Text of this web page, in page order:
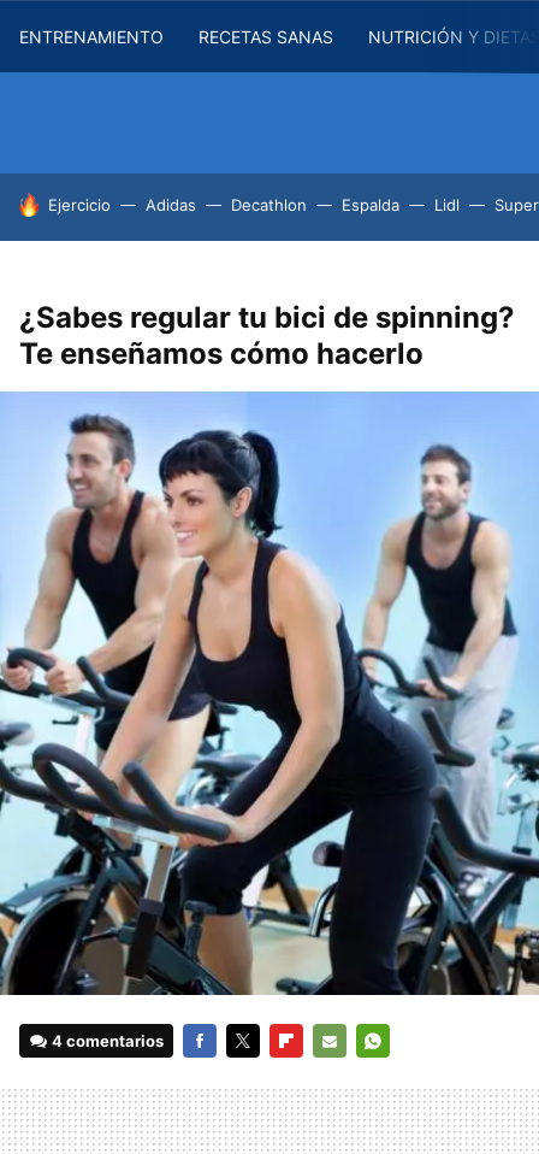
ENTRENAMIENTO RECETAS SANAS NUTRICIÓN Y
HOY SE HABLA DE
Ejercicio Adidas Decathlon Espalda Lidl
¿Sabes regular tu bici de spinning?
Te enseñamos cómo hacerlo
4 comentarios
MAIL